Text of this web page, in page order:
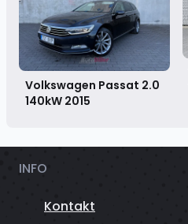
Volkswagen Passat 2.0
140kW 2015
INFO
Kontakt